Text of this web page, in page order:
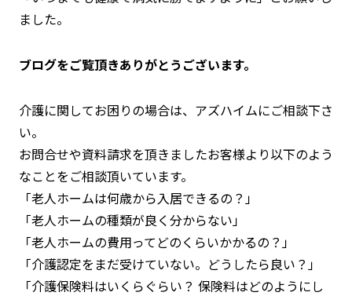
ました。
ブログをご覧頂きありがとうございます。
介護に関してお困りの場合は、アズハイムにご相談下さ
い。
お問合せや資料請求を頂きましたお客様より以下のよう
なことをご相談頂いています。
「老人ホームは何歳から入居できるの？」
「老人ホームの種類が良く分からない」
「老人ホームの費用ってどのくらいかかるの？」
「介護認定をまだ受けていない。どうしたら良い？」
「介護保険料はいくらぐらい？ 保険料はどのようにし